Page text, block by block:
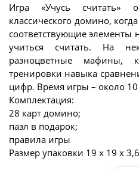
Игра «Учусь считать»
классического домино,
соответствующие элементы
учиться считать. На
разноцветные мафины,
тренировки навыка
цифр. Время игры – около
Комплектация:
28 карт домино;
пазл в подарок;
правила игры
Размер упаковки 19 х 19 х